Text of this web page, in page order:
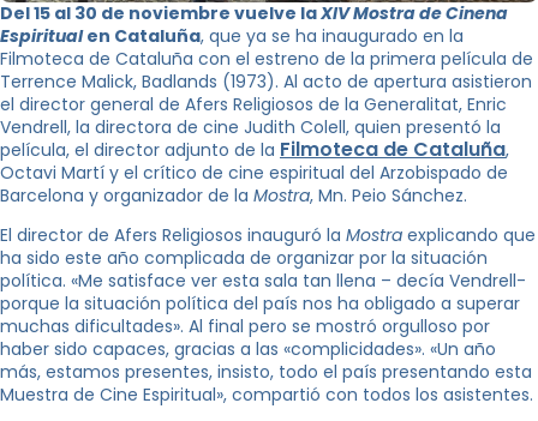
Del 15 al 30 de noviembre vuelve laXIV Mostra de Cinena
Espiritualen Cataluña, que ya se ha inaugurado en la
Filmoteca de Cataluña con el estreno de la primera película de
Terrence Malick, Badlands (1973). Al acto de apertura asistieron
el director general de Afers Religiosos de la Generalitat, Enric
Vendrell, la directora de cine Judith Colell, quien presentó la
película, el director adjunto de la Filmoteca de Cataluña,
Octavi Martí y el crítico de cine espiritual del Arzobispado de
Barcelona y organizador de la Mostra, Mn. Peio Sánchez.
El director de Afers Religiosos inauguró la Mostra explicando que
ha sido este año complicada de organizar por la situación
política. «Me satisface ver esta sala tan llena – decía Vendrell-
porque la situación política del país nos ha obligado a superar
muchas dificultades». Al final pero se mostró orgulloso por
haber sido capaces, gracias a las «complicidades». «Un año
más, estamos presentes, insisto, todo el país presentando esta
Muestra de Cine Espiritual», compartió con todos los asistentes.